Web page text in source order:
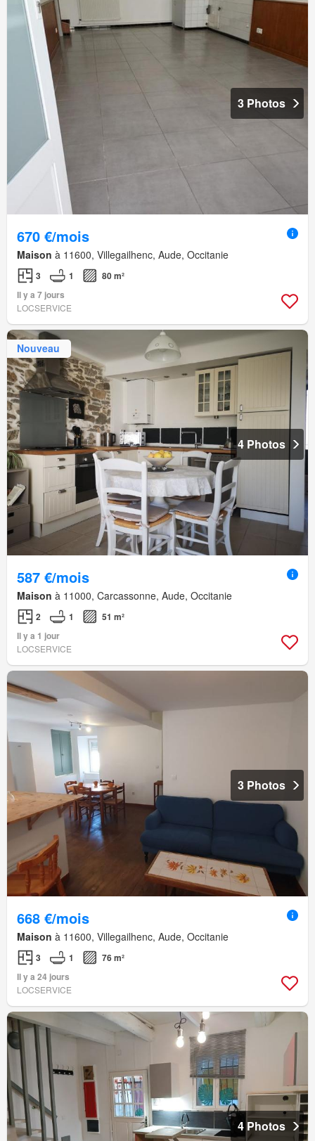
3 Photos
670 €/mois
Maison à 11600, Villegailhenc, Aude, Occitanie
3 1
80 m²
Il y a 7 jours
LOCSERVICE
Nouveau
4 Photos
587 €/mois
Maison à 11000, Carcassonne, Aude, Occitanie
2 1
51 m²
Il y a 1 jour
LOCSERVICE
3 Photos
668 €/mois
Maison à 11600, Villegailhenc, Aude, Occitanie
3 1
76 m²
Il y a 24 jours
LOCSERVICE
4 Photos